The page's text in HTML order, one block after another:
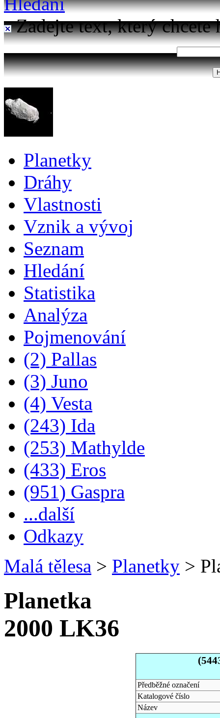
Zadejte text, který chcete
Planetky
Dráhy
Vlastnosti
Vznik a vývoj
Seznam
Hledání
Statistika
Analýza
Pojmenování
(2) Pallas
(3) Juno
(4) Vesta
(243) Ida
(253) Mathylde
(433) Eros
(951) Gaspra
...další
Odkazy
Malá tělesa > Planetky >
Planetka
2000 LK36
Předběžné označení
Katalogové číslo
Název